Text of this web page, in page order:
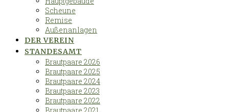
Scheune
Remise
Außenanlagen
DER VEREIN
STANDESAMT
Brautpaare 2026
Brautpaare 2025
Brautpaare 2024
Brautpaare 2023
Brautpaare 2022